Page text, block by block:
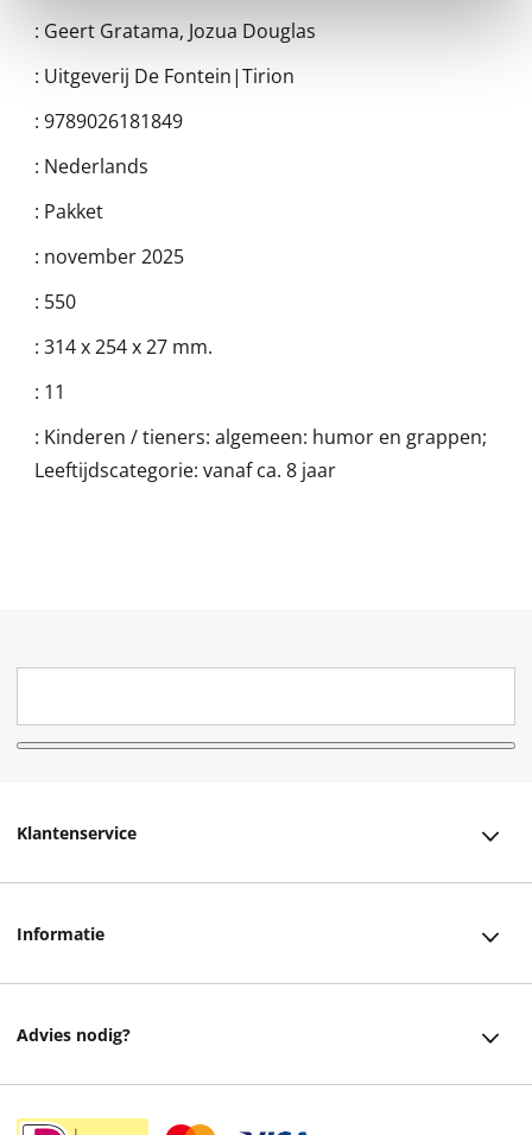
: Geert Gratama, Jozua Douglas
: Uitgeverij De Fontein|Tirion
: 9789026181849
: Nederlands
: Pakket
: november 2025
: 550
: 314 x 254 x 27 mm.
: 11
: Kinderen / tieners: algemeen: humor en grappen;
Leeftijdscategorie: vanaf ca. 8 jaar
Klantenservice
Retourneren
Informatie
Advies nodig?